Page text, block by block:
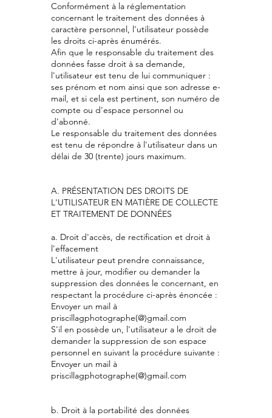
Conformément à la réglementation
concernant le traitement des données à
caractère personnel, l'utilisateur possède
les droits ci-après énumérés.
Afin que le responsable du traitement des
données fasse droit à sa demande,
l'utilisateur est tenu de lui communiquer :
ses prénom et nom ainsi que son adresse e-
mail, et si cela est pertinent, son numéro de
compte ou d'espace personnel ou
d'abonné.
Le responsable du traitement des données
est tenu de répondre à l'utilisateur dans un
délai de 30 (trente) jours maximum.
A. PRÉSENTATION DES DROITS DE
L'UTILISATEUR EN MATIÈRE DE COLLECTE
ET TRAITEMENT DE DONNÉES
a. Droit d'accès, de rectification et droit à
l'effacement
L'utilisateur peut prendre connaissance,
mettre à jour, modifier ou demander la
suppression des données le concernant, en
respectant la procédure ci-après énoncée :
Envoyer un mail à
priscillagphotographe(@)gmail.com
S'il en possède un, l'utilisateur a le droit de
demander la suppression de son espace
personnel en suivant la procédure suivante :
Envoyer un mail à
priscillagphotographe(@)gmail.com
b. Droit à la portabilité des données